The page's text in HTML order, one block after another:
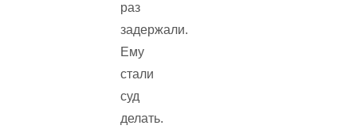
раз
задержали.
Ему
стали
суд
делать.